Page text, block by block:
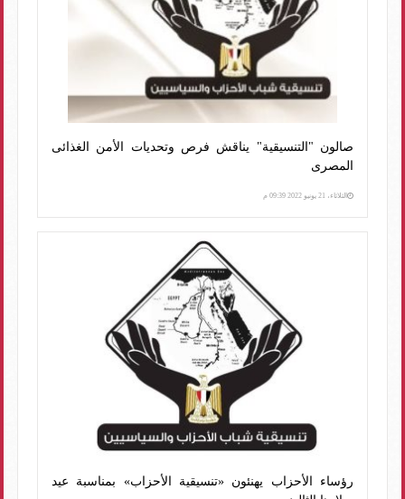
صالون "التنسيقية" يناقش فرص وتحديات الأمن الغذائى
المصرى
الثلاثاء، 21 يونيو 2022 09:39 م
رؤساء الأحزاب يهنئون «تنسيقية الأحزاب» بمناسبة عيد